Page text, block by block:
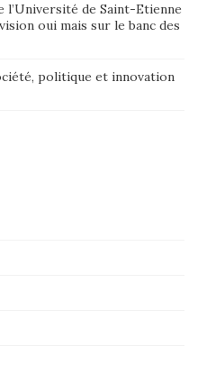
l’Université de Saint-Etienne
oui mais sur le banc des
politique et innovation